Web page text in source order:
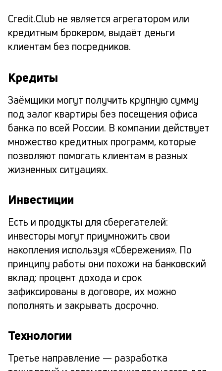
Credit.Club не является агрегатором или
кредитным брокером, выдаёт деньги
клиентам без посредников.
Кредиты
Заёмщики могут получить крупную сумму
под залог квартиры без посещения офиса
банка по всей России. В компании действует
множество кредитных программ, которые
позволяют помогать клиентам в разных
жизненных ситуациях.
Инвестиции
Есть и продукты для сберегателей:
инвесторы могут приумножить свои
накопления используя «Сбережения». По
принципу работы они похожи на банковский
вклад: процент дохода и срок
зафиксированы в договоре, их можно
пополнять и закрывать досрочно.
Технологии
Третье направление — разработка